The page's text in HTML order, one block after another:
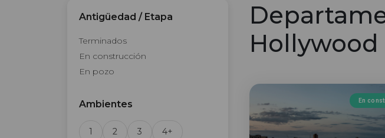
Antigüedad / Etapa
Terminados
En construcción
En pozo
Ambientes
1 2 3 4+
Hollywood
En